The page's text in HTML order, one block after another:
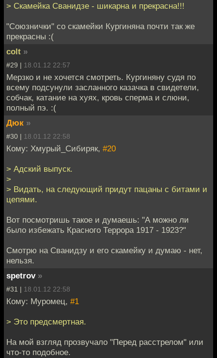
> Скамейка Сванидзе - шикарна и прекрасна!!!
"Союзнички" со скамейки Кургиняна почти так же
прекрасны :(
colt »
#29 | 18.01.12 22:57
Мерзко и не хочется смотреть. Кургиняну судя по
всему подсунули засланного казачка в свидетели,
собчак, катание на хуях, кровь сперма и слюни,
полный пэ. :(
Дюк »
#30 | 18.01.12 22:58
Кому: Хмурый_Сибиряк, #20
> Адский выпуск.
>
> Видать, на следующий придут пацаны с битами и
цепями.
Вот посмотришь такое и думаешь: "А можно ли
было избежать Красного Террора 1917 - 1923?"
Смотрю на Сванидзу и его скамейку и думаю - нет,
нельзя.
spetrov »
#31 | 18.01.12 22:58
Кому: Муромец, #1
> Это предсмертная.
На мой взгляд прозвучало "Перед расстрелом" или
что-то подобное.